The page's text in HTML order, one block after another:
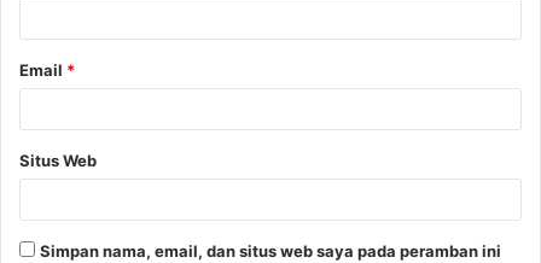
Email *
Situs Web
Simpan nama, email, dan situs web saya pada peramban ini